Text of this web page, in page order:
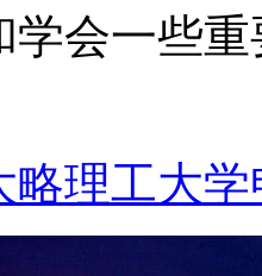
学会一些
略理工大